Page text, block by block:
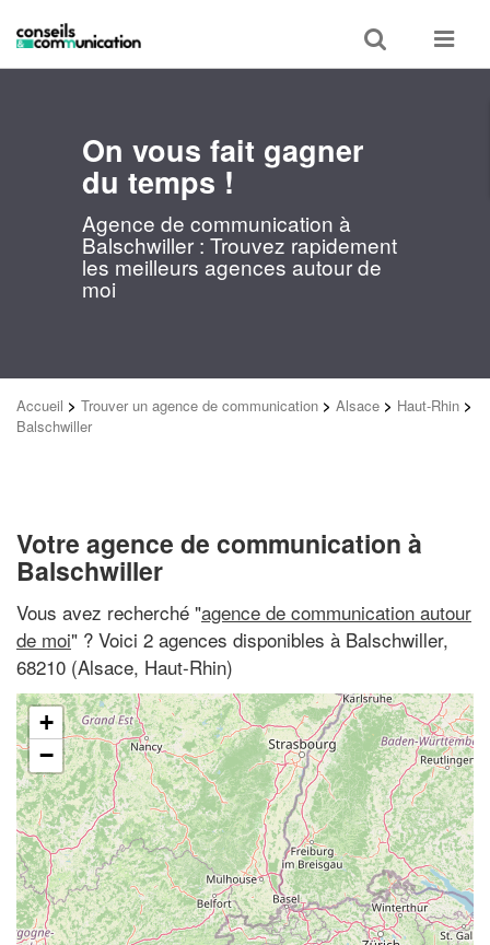
Toggle
search
Toggle
On vous fait gagner
du temps !
Agence de communication à
Balschwiller : Trouvez rapidement
les meilleurs agences autour de
moi
Accueil > Trouver un agence de communication > Alsace > Haut-Rhin >
Balschwiller
Votre agence de communication à
Balschwiller
Vous avez recherché "agence de communication autour
de moi" ? Voici 2 agences disponibles à Balschwiller,
68210 (Alsace, Haut-Rhin)
+
−